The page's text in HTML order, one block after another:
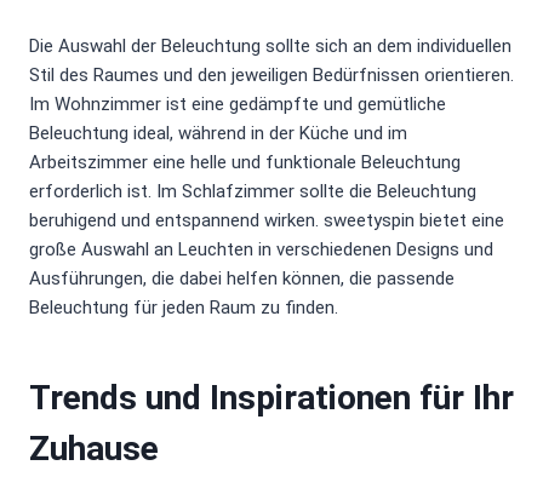
Die Auswahl der Beleuchtung sollte sich an dem individuellen
Stil des Raumes und den jeweiligen Bedürfnissen orientieren.
Im Wohnzimmer ist eine gedämpfte und gemütliche
Beleuchtung ideal, während in der Küche und im
Arbeitszimmer eine helle und funktionale Beleuchtung
erforderlich ist. Im Schlafzimmer sollte die Beleuchtung
beruhigend und entspannend wirken. sweetyspin bietet eine
große Auswahl an Leuchten in verschiedenen Designs und
Ausführungen, die dabei helfen können, die passende
Beleuchtung für jeden Raum zu finden.
Trends und Inspirationen für Ihr
Zuhause